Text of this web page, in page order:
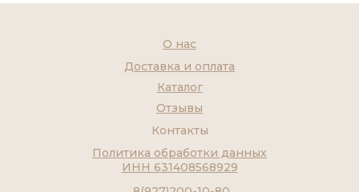
Контакты
Каталог
О нас
Доставка и оплата
Отзывы
Политика обработки данных
ИНН 631408568929